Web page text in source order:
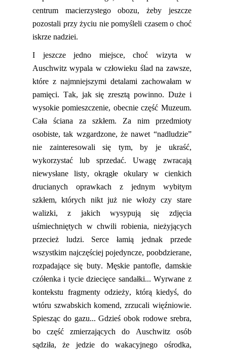
centrum macierzystego obozu, żeby jeszcze
pozostali przy życiu nie pomyśleli czasem o choć
iskrze nadziei.
I jeszcze jedno miejsce, choć wizyta w
Auschwitz wypala w człowieku ślad na zawsze,
które z najmniejszymi detalami zachowałam w
pamięci. Tak, jak się zresztą powinno. Duże i
wysokiepomieszczenie, obecnie część Muzeum.
Cała ściana za szkłem. Za nim przedmioty
osobiste, tak wzgardzone, że nawet “nadludzie”
nie zainteresowali się tym, by je ukraść,
wykorzystać lub sprzedać. Uwagę zwracają
niewysłane listy,okrągłe okulary w cienkich
drucianych oprawkach z jednym wybitym
szkłem, których nikt już nie włoży czy stare
walizki, z jakich wysypują się zdjęcia
uśmiechniętych w chwili robienia, nieżyjących
przecież ludzi. Serce łamią jednak przede
wszystkim najczęściej pojedyncze, poobdzierane,
rozpadające się buty. Męskie pantofle, damskie
czółenka i tycie dziecięce sandałki... Wyrwane z
kontekstu fragmenty odzieży, którą kiedyś, do
wtóru szwabskich komend, zrzucali więźniowie.
Spiesząc do gazu...Gdzieś obok rodowe srebra,
bo część zmierzających do Auschwitz osób
sądziła, że jedzie do wakacyjnego ośrodka,